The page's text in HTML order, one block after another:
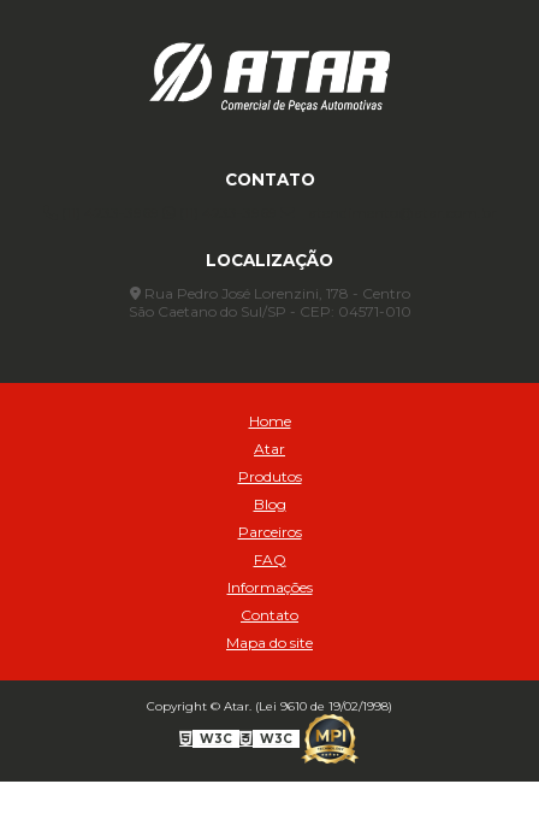
Anel para Vedação OR 333 - Cod 01770
Anel para Vedação OR 335 Importado - Cod 01771
Anel para Vedação OR 339 - Cod 01772
Anel para Vedação OR 451 - Cod 01775
Assentador de Talão Pneu sem Câmara - Cod 01558
Automático para compressor 125 a 175 libras - Cod 02206
Avental de Raspa sem Emenda 1,2mt - Cod 01925
Balanceamento automatico SBBA - 282 pacote com 282g - Cod
Balanceamento Automático SBBA 113 Pacote com 113g - Cod 03197
Balanceamento Automático SBBA- 340 Pacote com 340g - Cod
BICO INF DUPLO LONGO CURVO 90 1295LC - cod 03631
Bico Inflador Duplo 300 mm - Cod 03245
Bico Inflador Duplo 825 L Schweers - Cod 00207
Bico Inflador Duplo sem Retenção 0506 Schweers - Cod 02638
CONTATO
LOCALIZAÇÃO
Rua Pedro José Lorenzini, 178 - Centro
São Caetano do Sul/SP - CEP: 04571-010
Home
Atar
Produtos
Blog
Parceiros
FAQ
Informações
Contato
Mapa do site
Copyright © Atar. (Lei 9610 de 19/02/1998)
W3C W3C